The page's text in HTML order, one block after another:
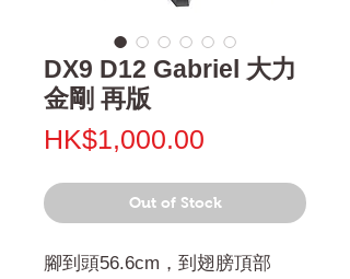
DX9 D12 Gabriel 大力
金剛 再版
HK$1,000.00
Out of Stock
腳到頭56.6cm，到翅膀頂部